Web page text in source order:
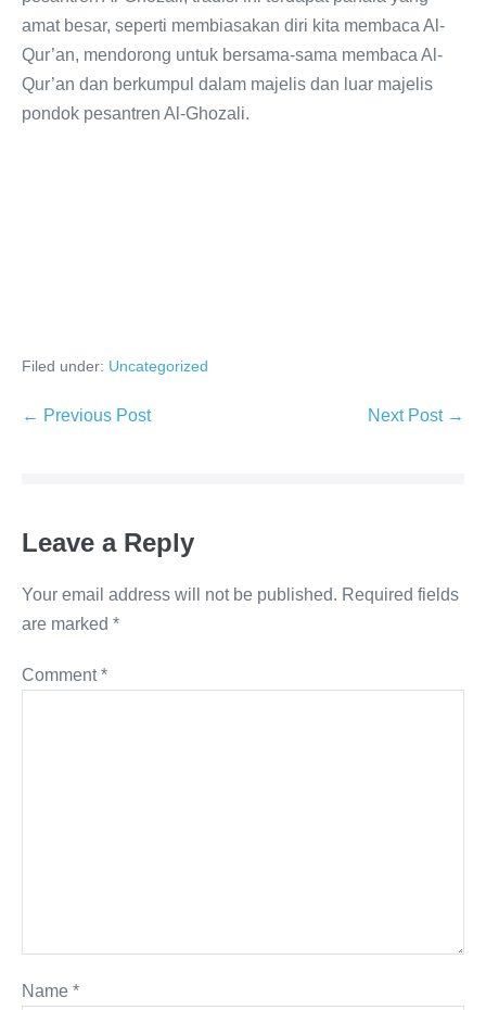
amat besar, seperti membiasakan diri kita membaca Al-
Qur’an, mendorong untuk bersama-sama membaca Al-
Qur’an dan berkumpul dalam majelis dan luar majelis
pondok pesantren Al-Ghozali.
Filed under: Uncategorized
Post
← Previous Post Next Post →
Leave a Reply
Your email address will not be published. Required fields
are marked *
Comment*
Name *